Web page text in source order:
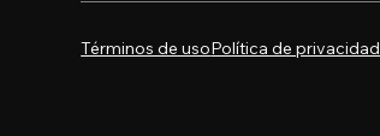
Términos de usoPolítica de privacidad